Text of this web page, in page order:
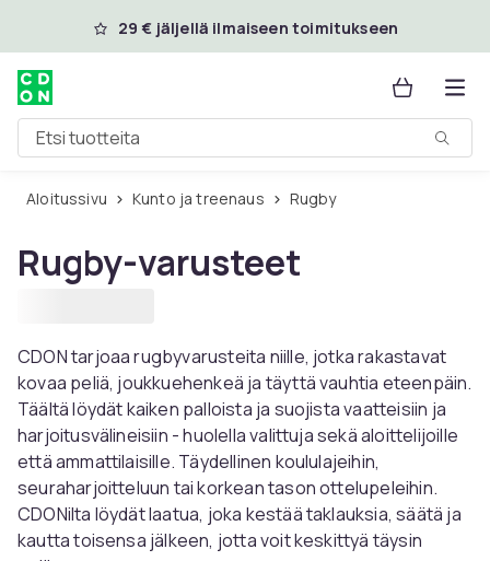
Ohita ja siirry pääsisältöön
29 € jäljellä ilmaiseen toimitukseen
Etsi tuotteita
Aloitussivu Kunto ja treenaus Rugby
Rugby-varusteet
CDON tarjoaa rugbyvarusteita niille, jotka rakastavat
kovaa peliä, joukkuehenkeä ja täyttä vauhtia eteenpäin.
Täältä löydät kaiken palloista ja suojista vaatteisiin ja
harjoitusvälineisiin - huolella valittuja sekä aloittelijoille
että ammattilaisille. Täydellinen koululajeihin,
seuraharjoitteluun tai korkean tason ottelupeleihin.
CDONilta löydät laatua, joka kestää taklauksia, säätä ja
kautta toisensa jälkeen, jotta voit keskittyä täysin